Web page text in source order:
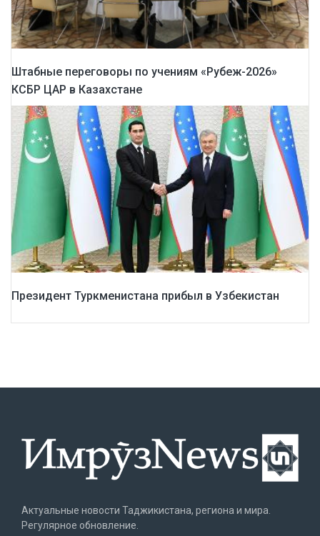
Штабные переговоры по учениям «Рубеж-2026»
КСБР ЦАР в Казахстане
Президент Туркменистана прибыл в Узбекистан
Актуальные новости Таджикистана, региона и мира.
Регулярное обновление.